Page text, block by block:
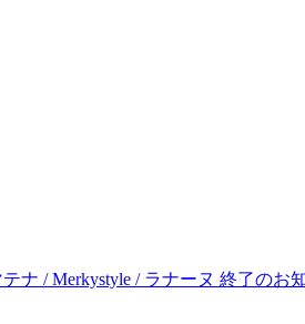
テナ / Merkystyle / ラナーヌ 終了のお